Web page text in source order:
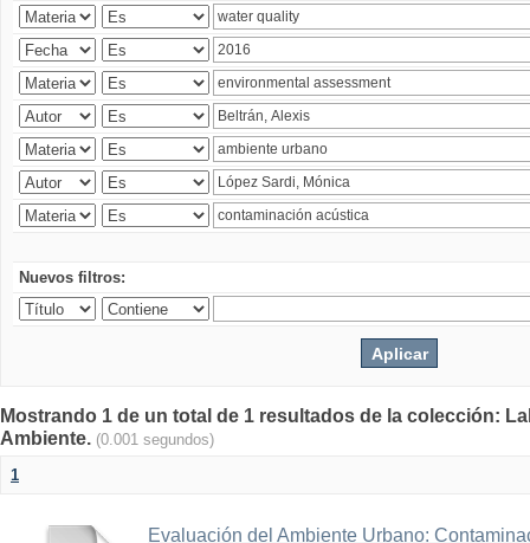
Nuevos filtros:
Mostrando 1 de un total de 1 resultados de la colección:
Ambiente. (0.001 segundos)
1
Evaluación del Ambiente Urbano: